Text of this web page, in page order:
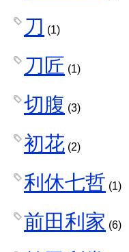
刀 (1)
刀匠 (1)
切腹 (3)
初花 (2)
利休七哲 (1)
前田利家 (6)